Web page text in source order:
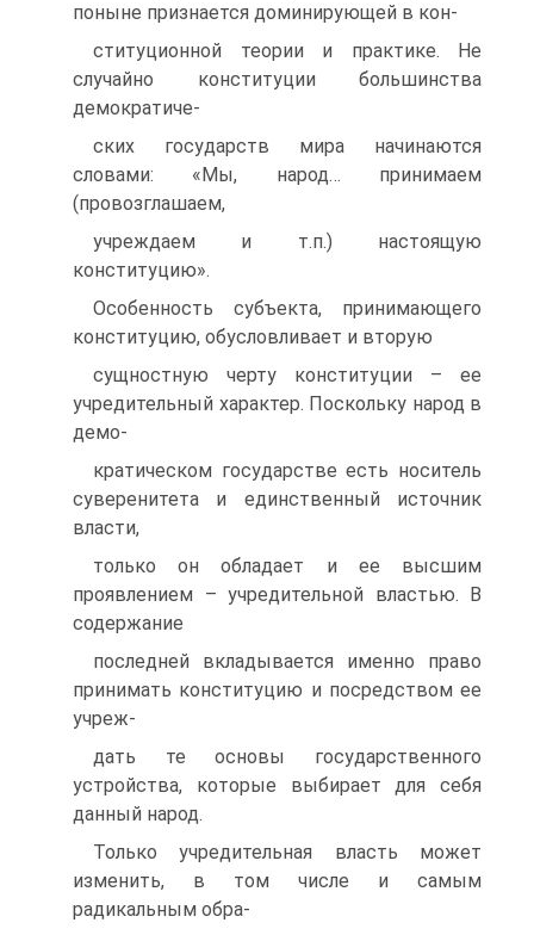
поныне признается доминирующей в кон-
ституционной теории и практике. Не
случайно конституции большинства
демократиче-
ских государств мира начинаются
словами: «Мы, народ… принимаем
(провозглашаем,
учреждаем и т.п.) настоящую
конституцию».
Особенность субъекта, принимающего
конституцию, обусловливает и вторую
сущностную черту конституции – ее
учредительный характер. Поскольку народ в
демо-
кратическом государстве есть носитель
суверенитета и единственный источник
власти,
только он обладает и ее высшим
проявлением – учредительной властью. В
содержание
последней вкладывается именно право
принимать конституцию и посредством ее
учреж-
дать те основы государственного
устройства, которые выбирает для себя
данный народ.
Только учредительная власть может
изменить, в том числе и самым
радикальным обра-